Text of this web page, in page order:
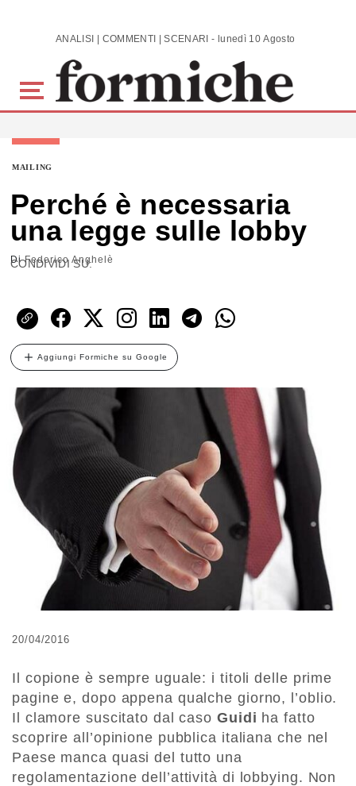
Skip to main content ANALISI | COMMENTI | SCENARI - lunedì 10 Agosto 2026
MAILING
Perché è necessaria
una legge sulle lobby
DiFederico Anghelè
CONDIVIDI SU:
Aggiungi Formiche su Google
20/04/2016
Il copione è sempre uguale: i titoli delle prime
pagine e, dopo appena qualche giorno, l’oblio.
Il clamore suscitato dal caso Guidi ha fatto
scoprire all’opinione pubblica italiana che nel
Paese manca quasi del tutto una
regolamentazione dell’attività di lobbying. Non